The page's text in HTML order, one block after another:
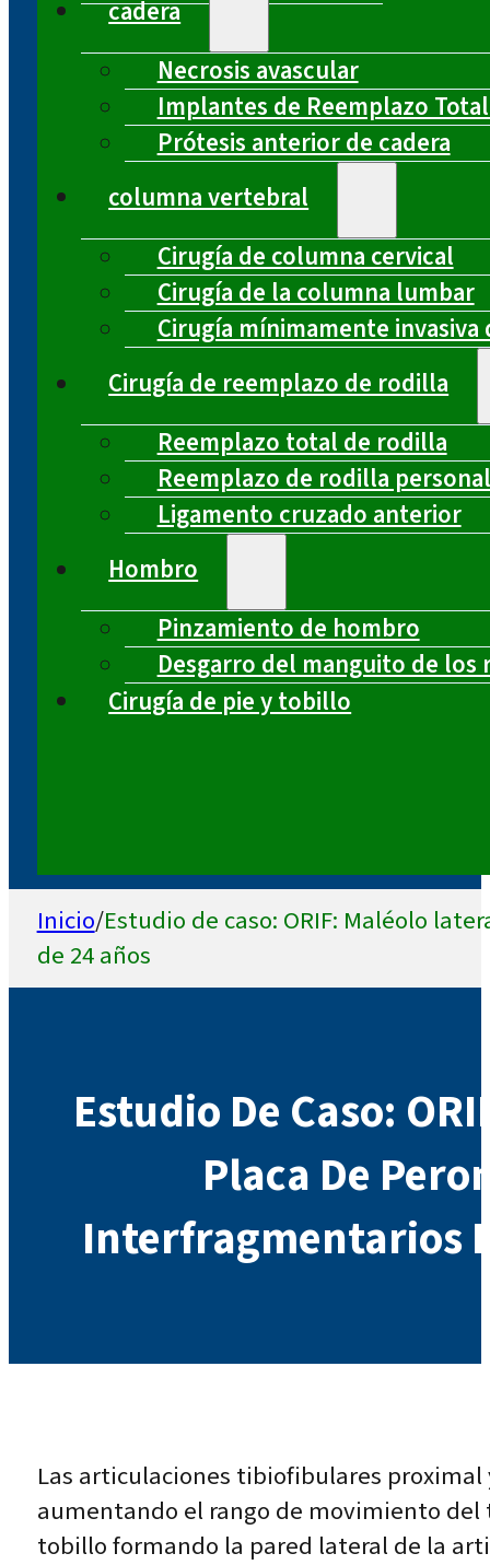
cadera
Necrosis avascular
Implantes de Reemplazo
Prótesis anterior de cadera
columna vertebral
Cirugía de columna cervical
Cirugía de la columna lumbar
Cirugía mínimamente
Cirugía de reemplazo de rodilla
Reemplazo total de rodilla
Reemplazo de rodilla
Ligamento cruzado anterior
Hombro
Pinzamiento de hombro
Desgarro del manguito de los
Cirugía de pie y tobillo
Inicio/Estudio de caso: ORIF: Maléolo
de 24 años
Estudio De Caso:
Placa De
Interfragmentarios
Las articulaciones tibiofibulares
aumentando el rango de movimiento
tobillo formando la pared lateral de la